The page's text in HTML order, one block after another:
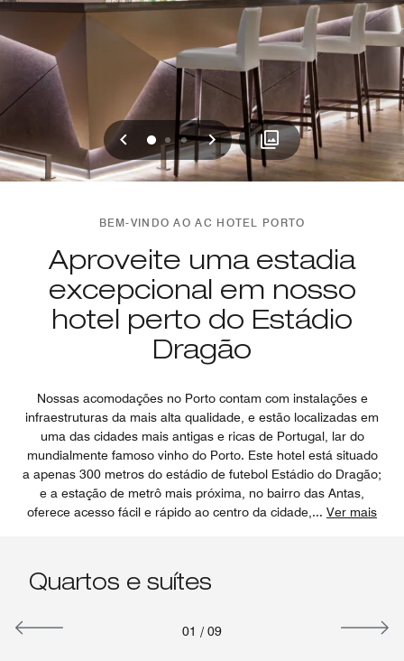
Voltar
012 Avançar
BEM-VINDO AO AC HOTEL PORTO
Aproveite uma estadia
excepcional em nosso
hotel perto do Estádio
Dragão
Nossas acomodações no Porto contam com instalações e
infraestruturas da mais alta qualidade, e estão localizadas em
uma das cidades mais antigas e ricas de Portugal, lar do
mundialmente famoso vinho do Porto. Este hotel está situado
a apenas 300 metros do estádio de futebol Estádio do Dragão;
e a estação de metrô mais próxima, no bairro das Antas,
oferece acesso fácil e rápido ao centro da cidade, ... Ver mais
Quartos e suítes
01 / 09